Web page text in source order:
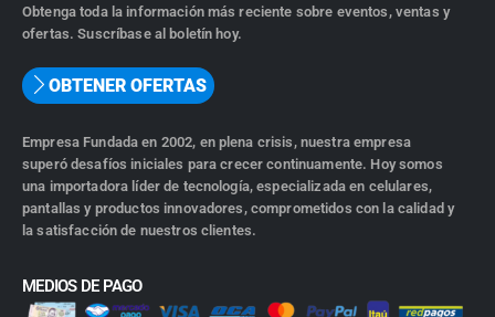
Obtenga toda la información más reciente sobre eventos, ventas y
ofertas. Suscríbase al boletín hoy.
OBTENER OFERTAS
Empresa Fundada en 2002, en plena crisis, nuestra empresa
superó desafíos iniciales para crecer continuamente. Hoy somos
una importadora líder de tecnología, especializada en celulares,
pantallas y productos innovadores, comprometidos con la calidad y
la satisfacción de nuestros clientes.
MEDIOS DE PAGO